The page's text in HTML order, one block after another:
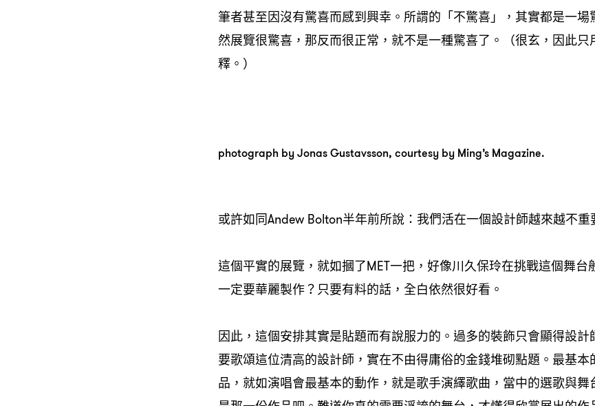
筆者甚至因沒有驚喜而感到興幸。所謂的「不驚喜」，其實都是一場
然展覽很驚喜，那反而很正常，就不是一種驚喜了。（很玄，因此
釋。）
photograph by Jonas Gustavsson, courtesy by Ming’s Magazine.
或許如同Andew Bolton半年前所說：我們活在一個設計師越來越不重
這個平實的展覽，就如摑了MET一把，好像川久保玲在挑戰這個舞台
一定要華麗製作？只要有料的話，全白依然很好看。
因此，這個安排其實是貼題而有說服力的。過多的裝飾只會顯得設計
要歌頌這位清高的設計師，實在不由得庸俗的金錢堆砌點題。最基
品，就如演唱會最基本的動作，就是歌手演繹歌曲，當中的選歌與